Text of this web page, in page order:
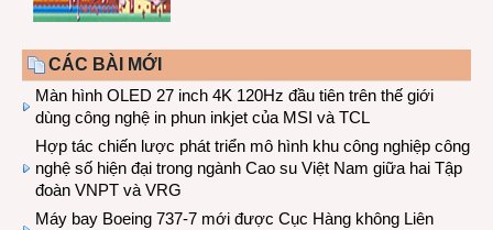
CÁC BÀI MỚI
Màn hình OLED 27 inch 4K 120Hz đầu tiên trên thế giới
dùng công nghệ in phun inkjet của MSI và TCL
Hợp tác chiến lược phát triển mô hình khu công nghiệp công
nghệ số hiện đại trong ngành Cao su Việt Nam giữa hai Tập
đoàn VNPT và VRG
Máy bay Boeing 737-7 mới được Cục Hàng không Liên